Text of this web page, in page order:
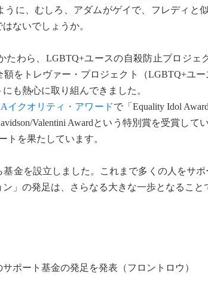
に、むしろ、アダムがゲイで、フレディと
ないでしょうか。
わら、LGBTQ+ユースの自殺防止プロジェ
をトレヴァー・プロジェクト（LGBTQ+ユー
も熱心に取り組んできました。
イクオリティ・アワードで「Equality Idol
Valentini Awardという特別賞を受賞してい
トを果たしています。
金を設立しました。これまで多くの人をサポ
」の発足は、さらなる大きな一歩となること
ポート基金の発足を発表（フロントロウ）